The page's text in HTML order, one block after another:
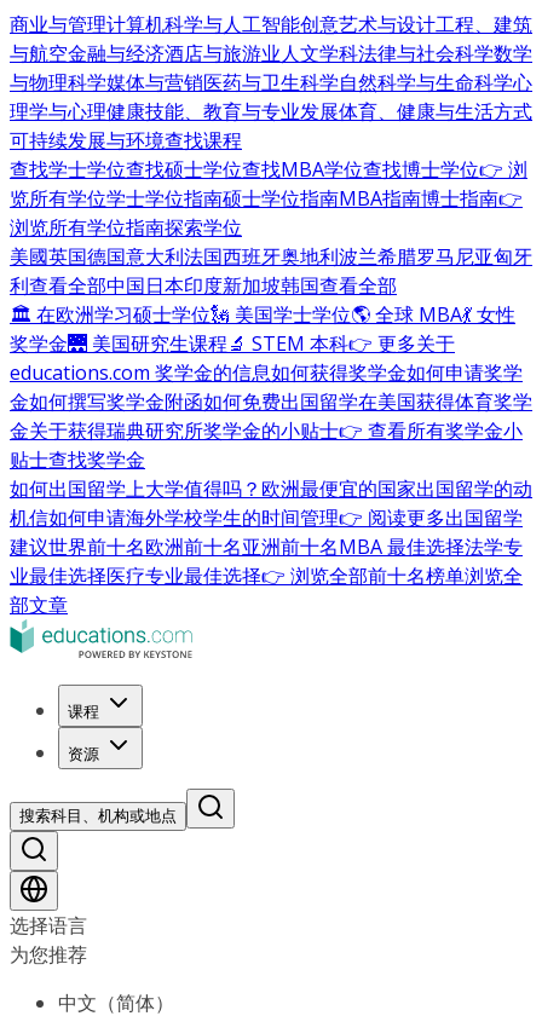
商业与管理计算机科学与人工智能创意艺术与设计工程、建筑
与航空金融与经济酒店与旅游业人文学科法律与社会科学数学
与物理科学媒体与营销医药与卫生科学自然科学与生命科学心
理学与心理健康技能、教育与专业发展体育、健康与生活方式
可持续发展与环境查找课程
查找学士学位查找硕士学位查找MBA学位查找博士学位👉 浏
览所有学位学士学位指南硕士学位指南MBA指南博士指南👉
浏览所有学位指南探索学位
美國英国德国意大利法国西班牙奥地利波兰希腊罗马尼亚匈牙
利查看全部中国日本印度新加坡韩国查看全部
🏛 在欧洲学习硕士学位🗽 美国学士学位🌎 全球 MBA💃 女性
奖学金🌉 美国研究生课程🔬 STEM 本科👉 更多关于
educations.com 奖学金的信息如何获得奖学金如何申请奖学
金如何撰写奖学金附函如何免费出国留学在美国获得体育奖学
金关于获得瑞典研究所奖学金的小贴士👉 查看所有奖学金小
贴士查找奖学金
如何出国留学上大学值得吗？ 欧洲最便宜的国家出国留学的动
机信如何申请海外学校学生的时间管理👉 阅读更多出国留学
建议世界前十名欧洲前十名亚洲前十名MBA 最佳选择法学专
业最佳选择医疗专业最佳选择👉 浏览全部前十名榜单浏览全
部文章
课程
资源
搜索科目、机构或地点
选择语言
为您推荐
中文（简体）